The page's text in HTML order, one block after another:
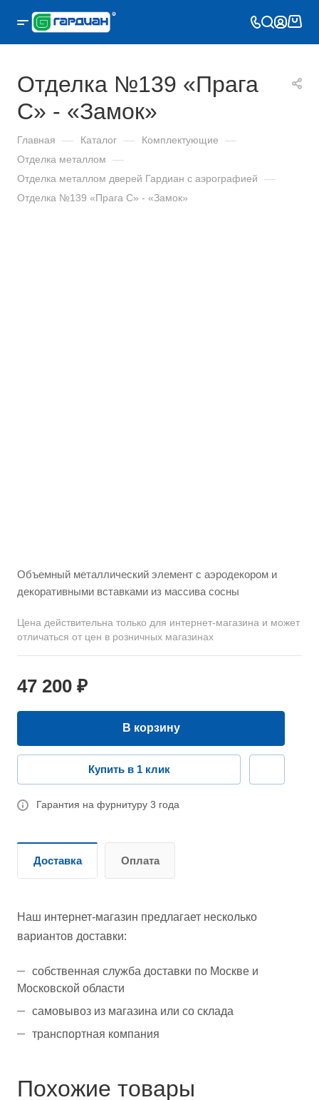
Отделка №139 «Прага
С» - «Замок»
Главная — Каталог — Комплектующие —
Отделка металлом —
Отделка металлом дверей Гардиан с аэрографией —
Отделка №139 «Прага С» - «Замок»
Объемный металлический элемент с аэродекором и
декоративными вставками из массива сосны
Цена действительна только для интернет-магазина и может
отличаться от цен в розничных магазинах
47 200 ₽
В корзину
Купить в 1 клик
Гарантия на фурнитуру 3 года
Доставка Оплата
Наш интернет-магазин предлагает несколько
вариантов доставки:
собственная служба доставки по Москве и
Московской области
самовывоз из магазина или со склада
транспортная компания
Похожие товары